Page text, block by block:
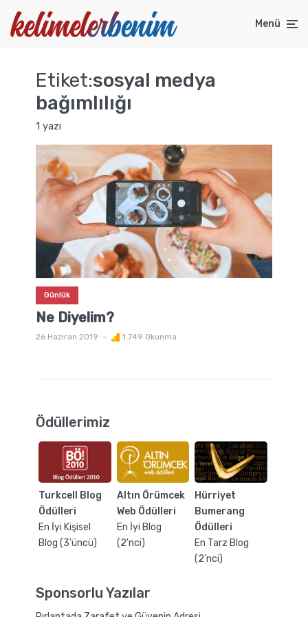
Menü
Etiket:sosyal medya
bağımlılığı
1 yazı
Günlük
Ne Diyelim?
26 Haziran 2019 1.749 Okunma
Ödüllerimiz
Turkcell Blog
Ödülleri
En İyi Kişisel
Blog (3'üncü)
Altın Örümcek
Web Ödülleri
En İyi Blog
(2'nci)
Hürriyet
Bumerang
Ödülleri
En Tarz Blog
(2'nci)
Sponsorlu Yazılar